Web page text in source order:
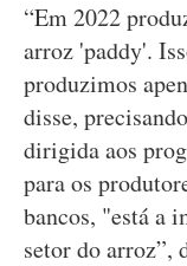
“Em 2022
arroz 'paddy'.
produzimos
disse,
dirigida aos
para os
bancos, "está a
setor do arroz”,